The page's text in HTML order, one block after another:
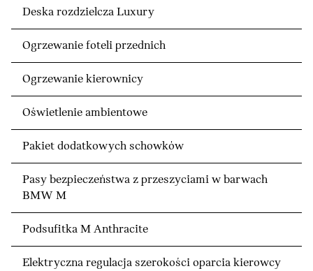
Deska rozdzielcza Luxury
Ogrzewanie foteli przednich
Ogrzewanie kierownicy
Oświetlenie ambientowe
Pakiet dodatkowych schowków
Pasy bezpieczeństwa z przeszyciami w barwach
BMW M
Podsufitka M Anthracite
Elektryczna regulacja szerokości oparcia kierowcy